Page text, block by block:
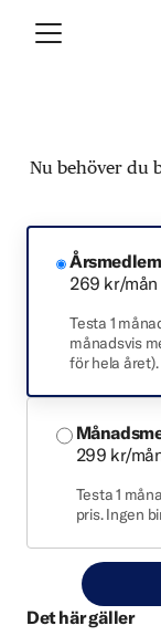
Nu behöver du
Årsmedlem
269 kr/mån
Testa 1
månadsvis
för hela året).
299 kr/
Testa 1
pris. Ingen
Det här gäller